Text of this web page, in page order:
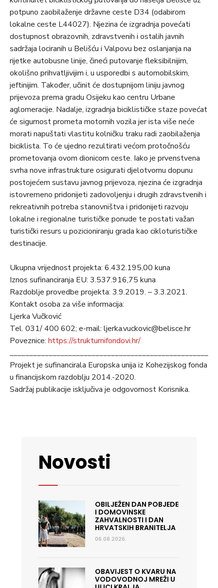
potpuno zaobilaženje državne ceste D34 (odabirom
lokalne ceste L44027). Njezina će izgradnja povećati
dostupnost obrazovnih, zdravstvenih i ostalih javnih
sadržaja lociranih u Belišću i Valpovu bez oslanjanja na
rijetke autobusne linije, čineći putovanje fleksibilnijim,
okolišno prihvatljivijim i, u usporedbi s automobilskim,
jeftinijim. Također, učinit će dostupnijom liniju javnog
prijevoza prema gradu Osijeku kao centru Urbane
aglomeracije. Nadalje, izgradnja biciklističke staze povećat
će sigurnost prometa motornih vozila jer ista više neće
morati napuštati vlastitu kolničku traku radi zaobilaženja
biciklista. To će ujedno rezultirati većom protočnošću
prometovanja ovom dionicom ceste. Iako je prvenstvena
svrha nove infrastrukture osigurati djelotvornu dopunu
postojećem sustavu javnog prijevoza, njezina će izgradnja
istovremeno pridonijeti zadovoljenju i drugih zdravstvenih i
rekreativnih potreba stanovništva i pridonijeti razvoju
lokalne i regionalne turističke ponude te postati važan
turistički resurs u pozicioniranju grada kao cikloturističke
destinacije.
Ukupna vrijednost projekta: 6.432.195,00 kuna
Iznos sufinanciranja EU: 3.537.916,75 kuna
Razdoblje provedbe projekta: 3.9.2019. – 3.3.2021.
Kontakt osoba za više informacija:
Ljerka Vučković
Tel. 031/ 400 602; e-mail: ljerka.vuckovic@belisce.hr
Poveznice: https://strukturnifondovi.hr/
Projekt je sufinancirala Europska unija iz Kohezijskog fonda
u financijskom razdoblju 2014.-2020.
Sadržaj publikacije isključiva je odgovornost Korisnika.
Novosti
OBILJEŽEN DAN POBJEDE
I DOMOVINSKE
ZAHVALNOSTI I DAN
HRVATSKIH BRANITELJA
06.08.2026.
OBAVIJEST O KVARU NA
VODOVODNOJ MREŽI U